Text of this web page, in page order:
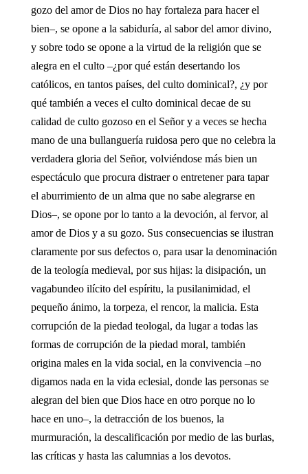
gozo del amor de Dios no hay fortaleza para hacer el
bien–, se opone a la sabiduría, al sabor del amor divino,
y sobre todo se opone a la virtud de la religión que se
alegra en el culto –¿por qué están desertando los
católicos, en tantos países, del culto dominical?, ¿y por
qué también a veces el culto dominical decae de su
calidad de culto gozoso en el Señor y a veces se hecha
mano de una bullanguería ruidosa pero que no celebra la
verdadera gloria del Señor, volviéndose más bien un
espectáculo que procura distraer o entretener para tapar
el aburrimiento de un alma que no sabe alegrarse en
Dios–, se opone por lo tanto a la devoción, al fervor, al
amor de Dios y a su gozo. Sus consecuencias se ilustran
claramente por sus defectos o, para usar la denominación
de la teología medieval, por sus hijas: la disipación, un
vagabundeo ilícito del espíritu, la pusilanimidad, el
pequeño ánimo, la torpeza, el rencor, la malicia. Esta
corrupción de la piedad teologal, da lugar a todas las
formas de corrupción de la piedad moral, también
origina males en la vida social, en la convivencia –no
digamos nada en la vida eclesial, donde las personas se
alegran del bien que Dios hace en otro porque no lo
hace en uno–, la detracción de los buenos, la
murmuración, la descalificación por medio de las burlas,
las críticas y hasta las calumnias a los devotos.